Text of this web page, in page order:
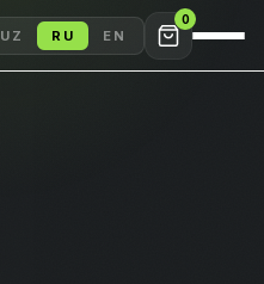
UZ RU EN
0